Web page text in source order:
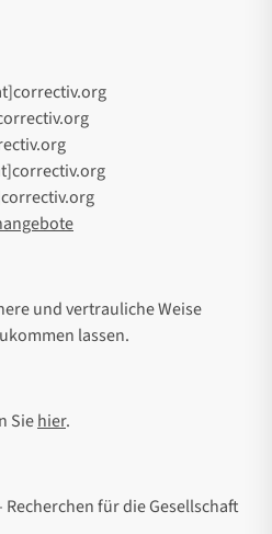
und vertrauliche Weise
lassen.
Siehier.
Recherchen für die Gesellschaft